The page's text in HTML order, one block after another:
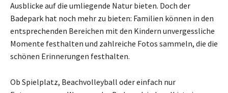
Ausblicke auf die umliegende Natur bieten. Doch der
Badepark hat noch mehr zu bieten: Familien können in den
entsprechenden Bereichen mit den Kindern unvergessliche
Momente festhalten und zahlreiche Fotos sammeln, die die
schönen Erinnerungen festhalten.
Ob Spielplatz, Beachvolleyball oder einfach nur